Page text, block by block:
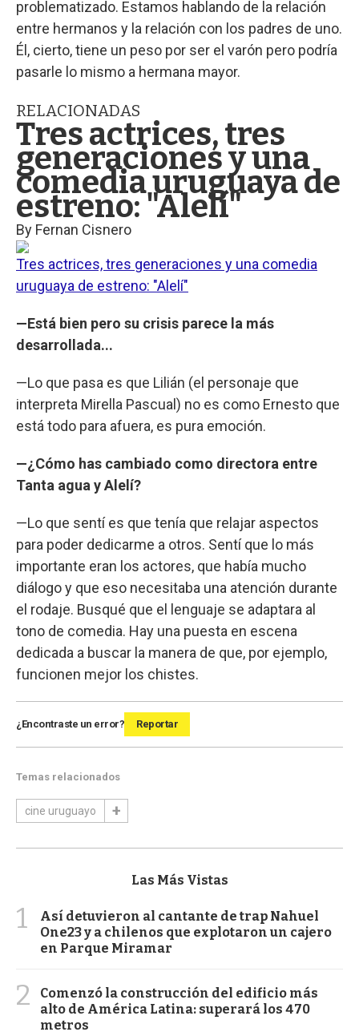
problematizado. Estamos hablando de la relación
entre hermanos y la relación con los padres de uno.
Él, cierto, tiene un peso por ser el varón pero podría
pasarle lo mismo a hermana mayor.
RELACIONADAS
Tres actrices, tres
generaciones y una
comedia uruguaya de
estreno: "Alelí"
By Fernan Cisnero
Tres actrices, tres generaciones y una comedia
uruguaya de estreno: "Alelí"
—Está bien pero su crisis parece la más
desarrollada...
—Lo que pasa es que Lilián (el personaje que
interpreta Mirella Pascual) no es como Ernesto que
está todo para afuera, es pura emoción.
—¿Cómo has cambiado como directora entre
Tanta agua y Alelí?
—Lo que sentí es que tenía que relajar aspectos
para poder dedicarme a otros. Sentí que lo más
importante eran los actores, que había mucho
diálogo y que eso necesitaba una atención durante
el rodaje. Busqué que el lenguaje se adaptara al
tono de comedia. Hay una puesta en escena
dedicada a buscar la manera de que, por ejemplo,
funcionen mejor los chistes.
¿Encontraste un error? Reportar
Temas relacionados
cine uruguayo
Las Más Vistas
1
Así detuvieron al cantante de trap Nahuel
One23 y a chilenos que explotaron un cajero
en Parque Miramar
2
Comenzó la construcción del edificio más
alto de América Latina: superará los 470
metros